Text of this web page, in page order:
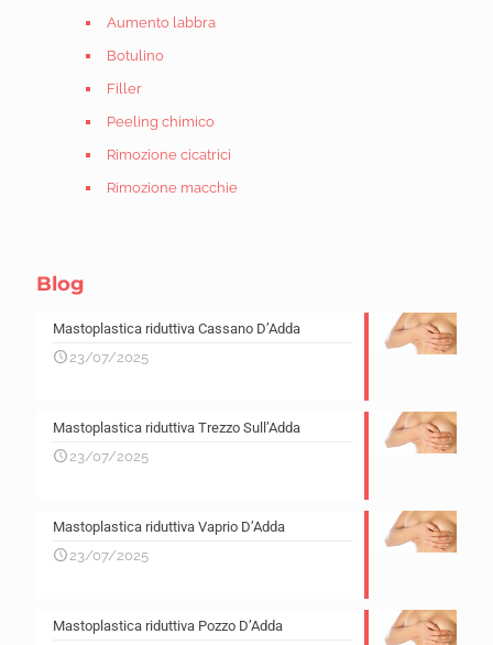
Aumento labbra
Botulino
Filler
Peeling chimico
Rimozione cicatrici
Rimozione macchie
Blog
Mastoplastica riduttiva Cassano D’Adda
23/07/2025
Mastoplastica riduttiva Trezzo Sull’Adda
23/07/2025
Mastoplastica riduttiva Vaprio D’Adda
23/07/2025
Mastoplastica riduttiva Pozzo D’Adda